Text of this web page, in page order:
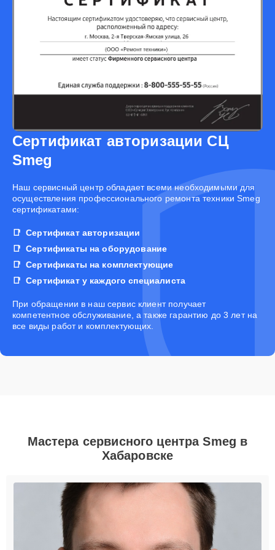
Сертификат авторизации СЦ
Smeg
Наш сервисный центр обладает всеми необходимыми для
осуществления профессионального ремонта техники Smeg
сертификатами:
Сертификат авторизации
Сертификаты на оборудование
Сертификаты на комплектующие
Сертификат у каждого специалиста
При обращении в наш сервис клиент получает
компетентное обслуживание, а также гарантию до 3 лет на
все виды работ и комплектующих.
Мастера сервисного центра Smeg в
Хабаровске